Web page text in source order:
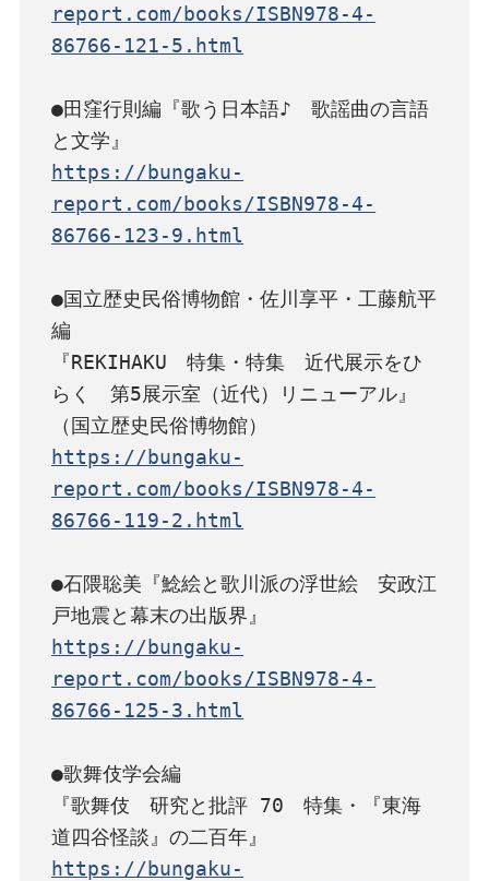
report.com/books/ISBN978-4-
86766-121-5.html
●田窪行則編『歌う日本語♪　歌謡曲の言語
https://bungaku-
report.com/books/ISBN978-4-
86766-123-9.html
●国立歴史民俗博物館・佐川享平・工藤航平
編
『REKIHAKU　特集・特集　近代展示をひ
らく　第5展示室（近代）リニューアル』
https://bungaku-
report.com/books/ISBN978-4-
86766-119-2.html
●石隈聡美『鯰絵と歌川派の浮世絵　安政江
https://bungaku-
report.com/books/ISBN978-4-
86766-125-3.html
●歌舞伎学会編
『歌舞伎　研究と批評 70　特集・『東海
https://bungaku-